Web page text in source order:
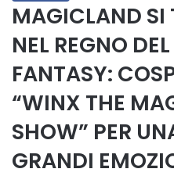
MAGICLAND SI
NEL REGNO DEL
FANTASY:
“WINX THE
SHOW” PER
GRANDI